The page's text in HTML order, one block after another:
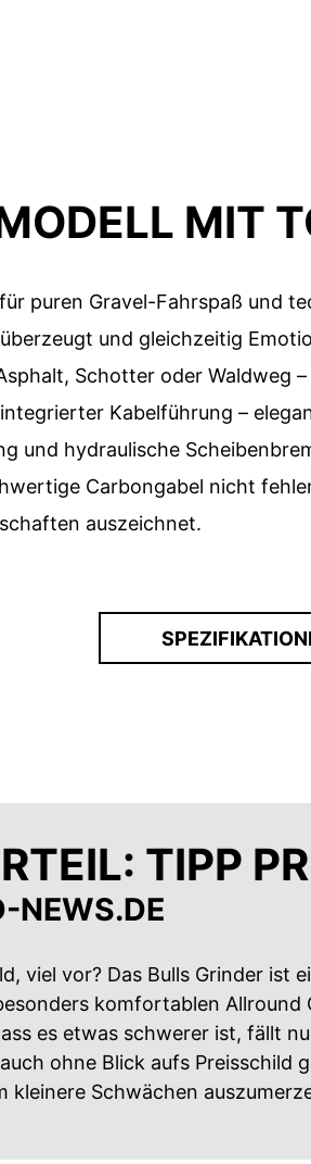
MIT
puren Gravel-Fahrspaß und
und gleichzeitig
Schotter oder Waldweg
Kabelführung –
und hydraulische
Carbongabel nicht
auszeichnet.
TIPP
NEWS.DE
viel vor? Das Bulls Grinder ist
komfortablen Allround
es etwas schwerer ist, fällt
ohne Blick aufs Preisschild
kleinere Schwächen